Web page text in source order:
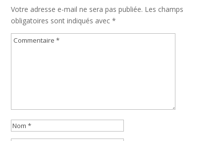
Votre adresse e-mail ne sera pas publiée. Les champs
obligatoires sont indiqués avec*